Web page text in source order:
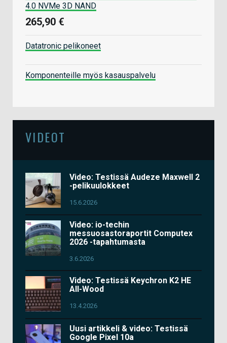
4.0 NVMe 3D NAND
265,90 €
Datatronic pelikoneet
Komponenteille myös kasauspalvelu
VIDEOT
Video: Testissä Audeze Maxwell 2
-pelikuulokkeet
15.6.2026
Video: io-techin
messuosastoraportit Computex
2026 -tapahtumasta
3.6.2026
Video: Testissä Keychron K2 HE
All-Wood
13.4.2026
Uusi artikkeli & video: Testissä
Google Pixel 10a